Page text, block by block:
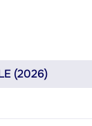
(2026)